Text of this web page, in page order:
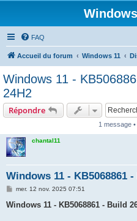
FAQ
Accueil du forum Windows 11
Windows 11 -
24H2
Répondre
1 message
chantal11
Windows 11 - KB5068861
M
s
mer. 12 nov. 2025 07:51
Windows 11 - KB5068861 - Build